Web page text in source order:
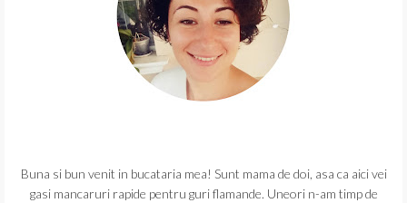
Buna si bun venit in bucataria mea! Sunt mama de doi, asa ca aici vei
gasi mancaruri rapide pentru guri flamande. Uneori n-am timp de